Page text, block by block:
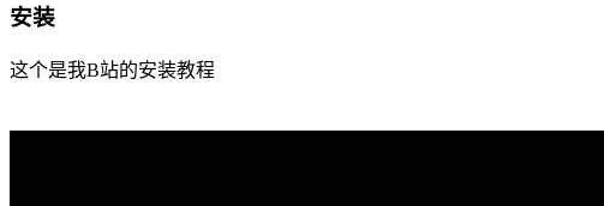
安装
这个是我B站的安装教程